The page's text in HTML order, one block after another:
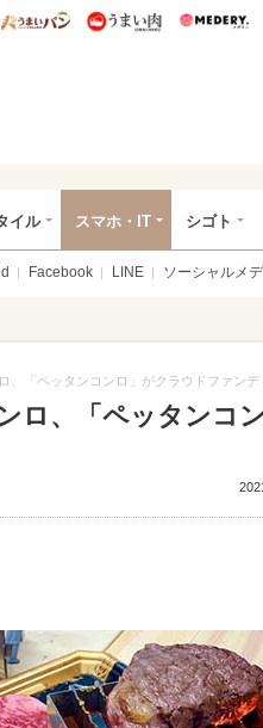
ー特集
うまいめし うまいパン うまい肉
イル スマホ・IT シゴト
Facebook LINE ソーシャルメ
、「ペッタンコンロ」がクラウドファンデ
ロ、「ペッタンコ